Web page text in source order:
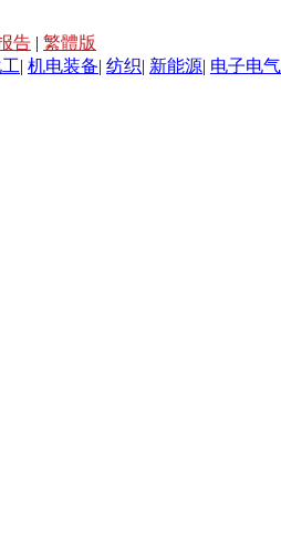
告 | 繁體版
| 机电装备| 纺织| 新能源| 电子电气